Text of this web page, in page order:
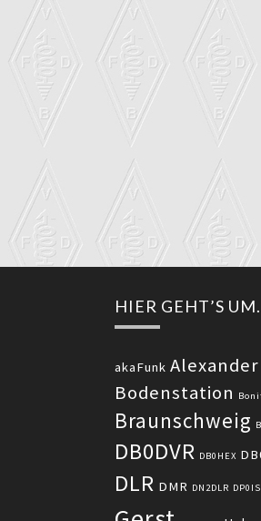
HIER GEHT’S
akaFunk Alexander
Bodenstation
Braunschweig
DB0DVR DB0HEX
DLR DMR DN2DLR